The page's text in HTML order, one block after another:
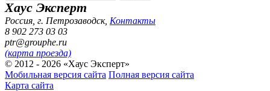
Хаус Эксперт
Россия, г. Петрозаводск, Контакты
8 902 273 03 03
ptr@grouphe.ru
(карта проезда)
© 2012 - 2026 «Хаус Эксперт»
Мобильная версия сайта Полная версия сайта
Карта сайта